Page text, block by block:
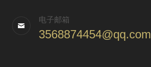
电子邮箱
3568874454@qq.com